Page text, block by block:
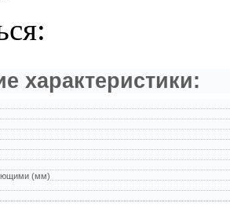
характеристики:
(мм)